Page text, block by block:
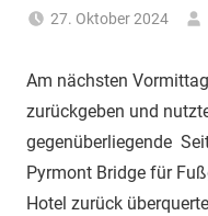
27. Oktober 2024
Am nächsten
zurückgeben und
gegenüberliegende
Pyrmont Bridge für
Hotel zurück